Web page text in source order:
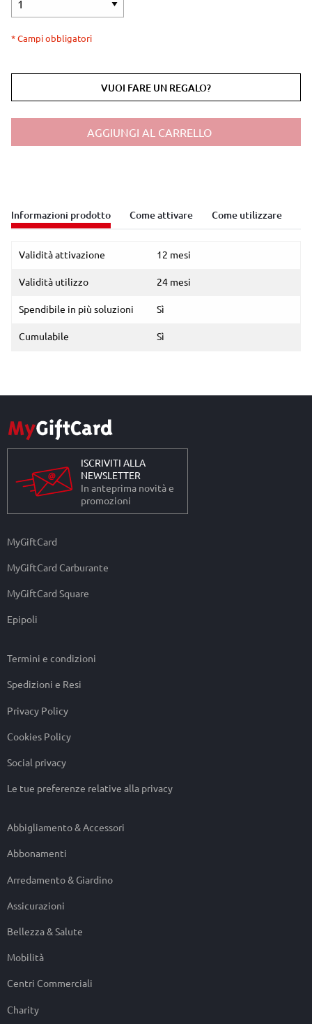
* Campi obbligatori
VUOI FARE UN REGALO?
AGGIUNGI AL CARRELLO
Informazioni prodotto Come attivare Come utilizzare
Validità attivazione 12 mesi
Validità utilizzo 24 mesi
Spendibile in più soluzioni Sì
Cumulabile Sì
ISCRIVITI ALLA
NEWSLETTER
In anteprima novità e
promozioni
MyGiftCard
MyGiftCard Carburante
MyGiftCard Square
Epipoli
Termini e condizioni
Spedizioni e Resi
Privacy Policy
Cookies Policy
Social privacy
Le tue preferenze relative alla privacy
Abbigliamento & Accessori
Abbonamenti
Arredamento & Giardino
Assicurazioni
Bellezza & Salute
Mobilità
Centri Commerciali
Charity